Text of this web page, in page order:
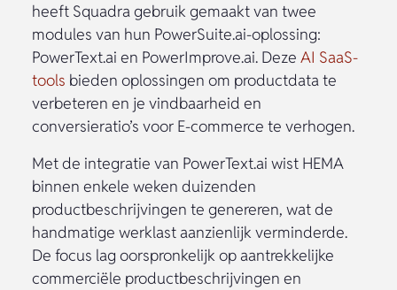
heeft Squadra gebruik gemaakt van twee
modules van hun PowerSuite.ai-oplossing:
PowerText.ai en PowerImprove.ai. Deze AI SaaS-
tools bieden oplossingen om productdata te
verbeteren en je vindbaarheid en
conversieratio’s voor E-commerce te verhogen.
Met de integratie van PowerText.ai wist HEMA
binnen enkele weken duizenden
productbeschrijvingen te genereren, wat de
handmatige werklast aanzienlijk verminderde.
De focus lag oorspronkelijk op aantrekkelijke
commerciële productbeschrijvingen en